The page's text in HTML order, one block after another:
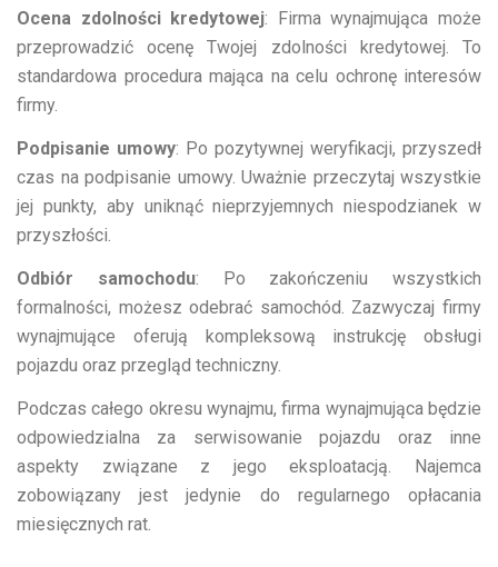
Ocena zdolności kredytowej: Firma wynajmująca może
przeprowadzić ocenę Twojej zdolności kredytowej. To
standardowa procedura mająca na celu ochronę interesów
firmy.
Podpisanie umowy: Po pozytywnej weryfikacji, przyszedł
czas na podpisanie umowy. Uważnie przeczytaj wszystkie
jej punkty, aby uniknąć nieprzyjemnych niespodzianek w
przyszłości.
Odbiór samochodu: Po zakończeniu wszystkich
formalności, możesz odebrać samochód. Zazwyczaj firmy
wynajmujące oferują kompleksową instrukcję obsługi
pojazdu oraz przegląd techniczny.
Podczas całego okresu wynajmu, firma wynajmująca będzie
odpowiedzialna za serwisowanie pojazdu oraz inne
aspekty związane z jego eksploatacją. Najemca
zobowiązany jest jedynie do regularnego opłacania
miesięcznych rat.